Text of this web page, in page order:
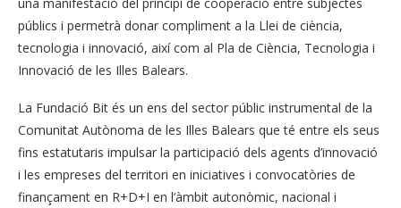
una manifestació del principi de cooperació entre subjectes
públics i permetrà donar compliment a la Llei de ciència,
tecnologia i innovació, així com al Pla de Ciència, Tecnologia i
Innovació de les Illes Balears.
La Fundació Bit és un ens del sector públic instrumental de la
Comunitat Autònoma de les Illes Balears que té entre els seus
fins estatutaris impulsar la participació dels agents d’innovació
i les empreses del territori en iniciatives i convocatòries de
finançament en R+D+I en l’àmbit autonòmic, nacional i